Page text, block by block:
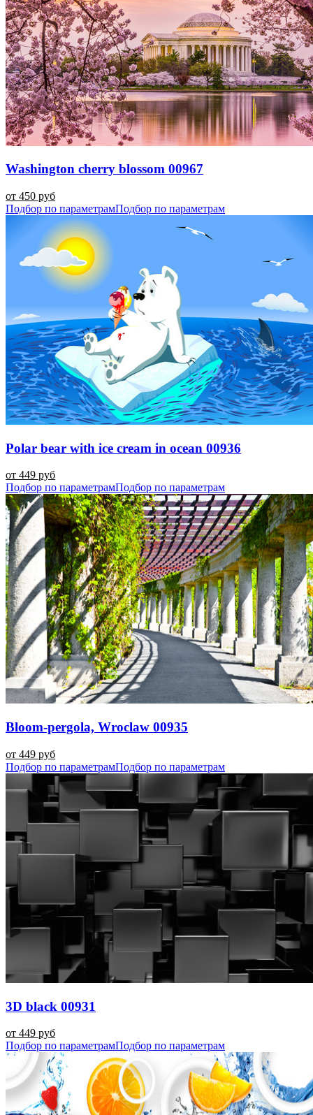
Washington cherry blossom 00967
от 450 руб
Подбор по параметрамПодбор по параметрам
Polar bear with ice cream in ocean 00936
от 449 руб
Подбор по параметрамПодбор по параметрам
Bloom-pergola, Wroclaw 00935
от 449 руб
Подбор по параметрамПодбор по параметрам
3D black 00931
от 449 руб
Подбор по параметрамПодбор по параметрам